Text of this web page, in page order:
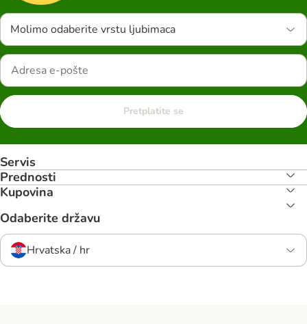
Molimo odaberite vrstu ljubimaca
Pretplatite se
Servis
Prednosti
Kupovina
Odaberite državu
Hrvatska / hr